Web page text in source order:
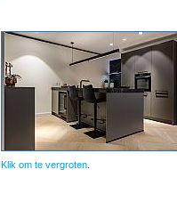
Klik om te vergroten.